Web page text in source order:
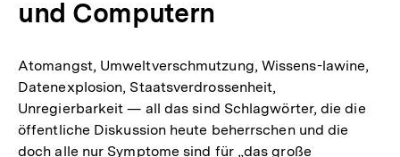
und Computern
Atomangst, Umweltverschmutzung, Wissens-lawine,
Datenexplosion, Staatsverdrossenheit,
Unregierbarkeit — all das sind Schlagwörter, die die
öffentliche Diskussion heute beherrschen und die
doch alle nur Symptome sind für „das große